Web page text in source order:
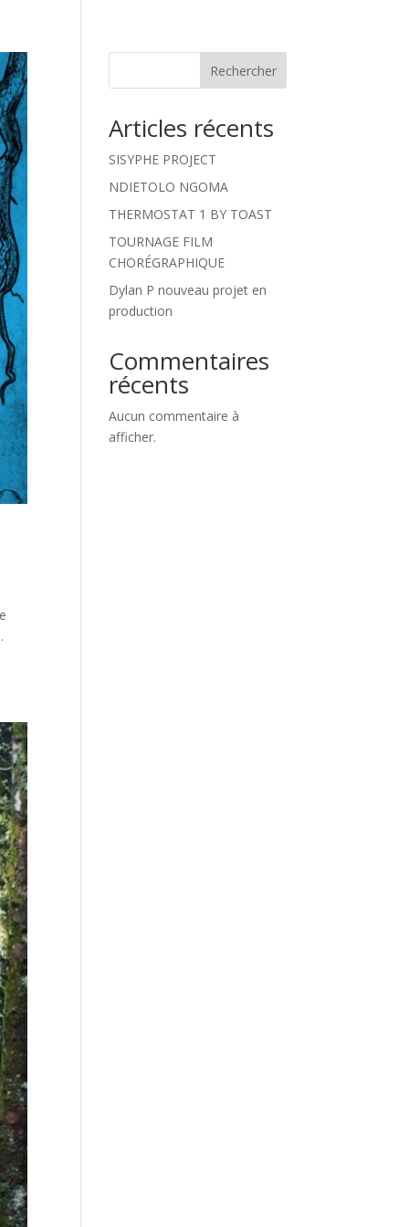
Rechercher
Articles récents
SISYPHE PROJECT
NDIETOLO NGOMA
THERMOSTAT 1 BY TOAST
TOURNAGE FILM
CHORÉGRAPHIQUE
Dylan P nouveau projet en
production
Commentaires
récents
Aucun commentaire à
afficher.